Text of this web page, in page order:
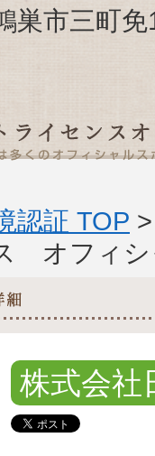
巣市三町
認証 TOP
オフィシ
株式会社